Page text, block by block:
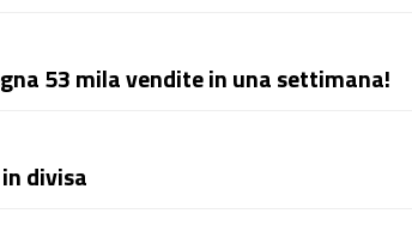
53 mila vendite in una settimana!
divisa